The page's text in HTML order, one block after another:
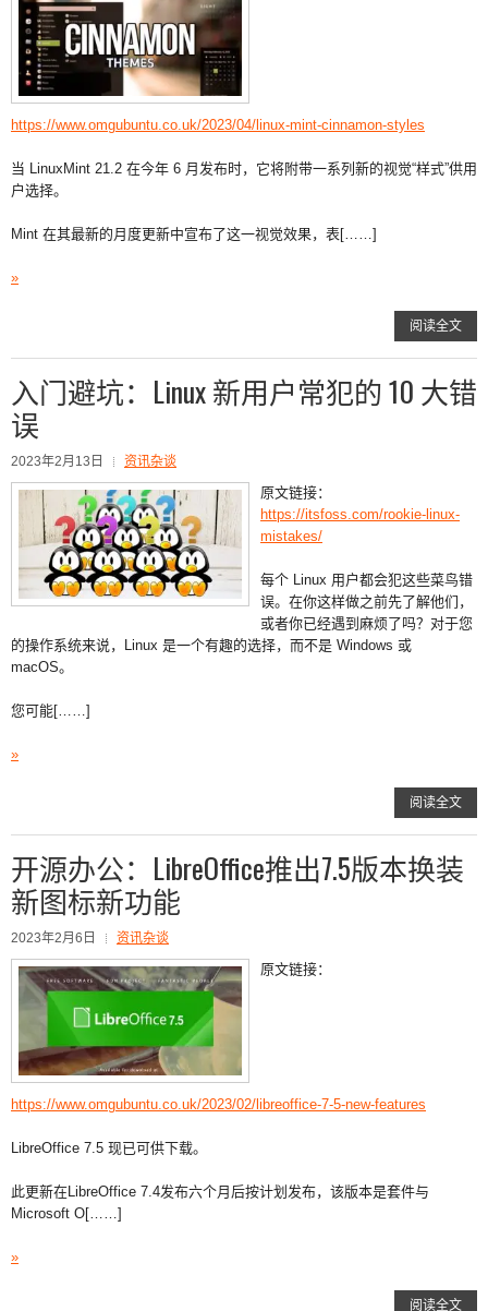
https://www.omgubuntu.co.uk/2023/04/linux-mint-cinnamon-styles
当 LinuxMint 21.2 在今年 6 月发布时，它将附带一系列新的视觉“样式”供用
户选择。
Mint 在其最新的月度更新中宣布了这一视觉效果，表[……]
»
阅读全文
入门避坑：Linux 新用户常犯的 10 大错
误
2023年2月13日 资讯杂谈
原文链接：
https://itsfoss.com/rookie-linux-
mistakes/
每个 Linux 用户都会犯这些菜鸟错
误。在你这样做之前先了解他们，
或者你已经遇到麻烦了吗？对于您
的操作系统来说，Linux 是一个有趣的选择，而不是 Windows 或
macOS。
您可能[……]
»
阅读全文
开源办公：LibreOffice推出7.5版本换装
新图标新功能
2023年2月6日 资讯杂谈
原文链接：
https://www.omgubuntu.co.uk/2023/02/libreoffice-7-5-new-features
LibreOffice 7.5 现已可供下载。
此更新在LibreOffice 7.4发布六个月后按计划发布，该版本是套件与
Microsoft O[……]
»
阅读全文